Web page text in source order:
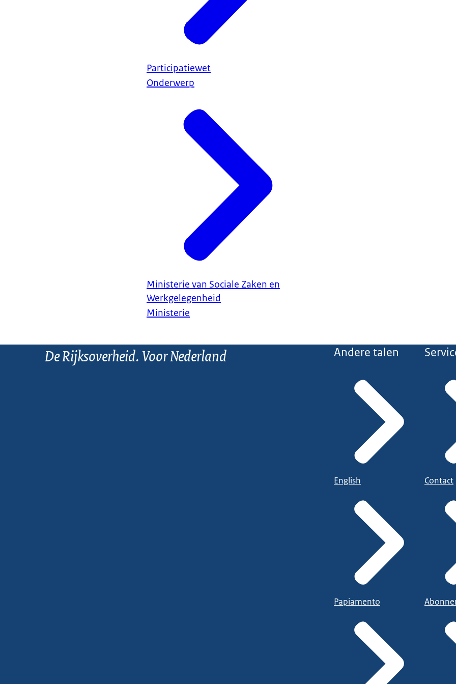
Participatiewet
Onderwerp
Ministerie van Sociale Zaken en
Werkgelegenheid
Ministerie
De Rijksoverheid. Voor Nederland Andere talen
English
Papiamento
Contact